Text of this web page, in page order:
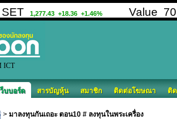
ICT
ว็บบอร์ด สารบัญหุ้น สมาชิก ติดต่อโฆษณา ติ
> มาลงทุนกันเถอะ ตอน10 # ลงทุนในพระเครื่อง